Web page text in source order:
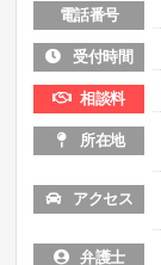
電話番号
受付時間
相談料
所在地
アクセス
弁護士